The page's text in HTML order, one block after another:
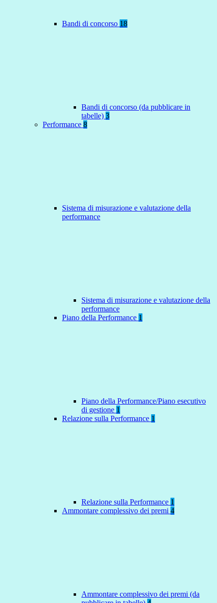
Bandi di concorso 18
Bandi di concorso (da pubblicare in
tabelle) 3
Performance 8
Sistema di misurazione e valutazione della
performance
Sistema di misurazione e valutazione della
performance
Piano della Performance 1
Piano della Performance/Piano esecutivo
di gestione 1
Relazione sulla Performance 1
Relazione sulla Performance 1
Ammontare complessivo dei premi 4
Ammontare complessivo dei premi (da